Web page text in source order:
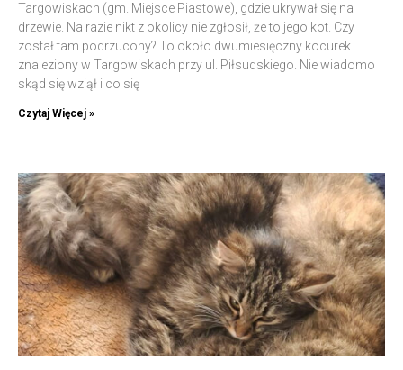
Targowiskach (gm. Miejsce Piastowe), gdzie ukrywał się na
drzewie. Na razie nikt z okolicy nie zgłosił, że to jego kot. Czy
został tam podrzucony? To około dwumiesięczny kocurek
znaleziony w Targowiskach przy ul. Piłsudskiego. Nie wiadomo
skąd się wziął i co się
Czytaj Więcej »